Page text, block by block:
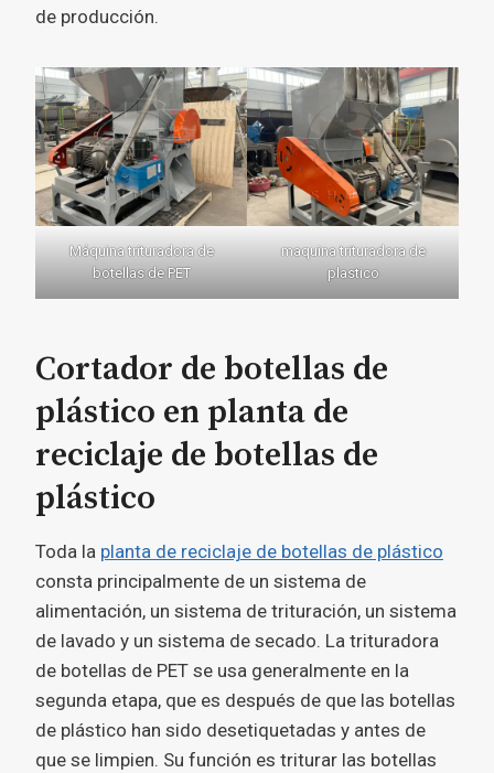
de producción.
Máquina trituradora de
botellas de PET
maquina trituradora de
plastico
Cortador de botellas de
plástico en planta de
reciclaje de botellas de
plástico
Toda la planta de reciclaje de botellas de plástico
consta principalmente de un sistema de
alimentación, un sistema de trituración, un sistema
de lavado y un sistema de secado. La trituradora
de botellas de PET se usa generalmente en la
segunda etapa, que es después de que las botellas
de plástico han sido desetiquetadas y antes de
que se limpien. Su función es triturar las botellas